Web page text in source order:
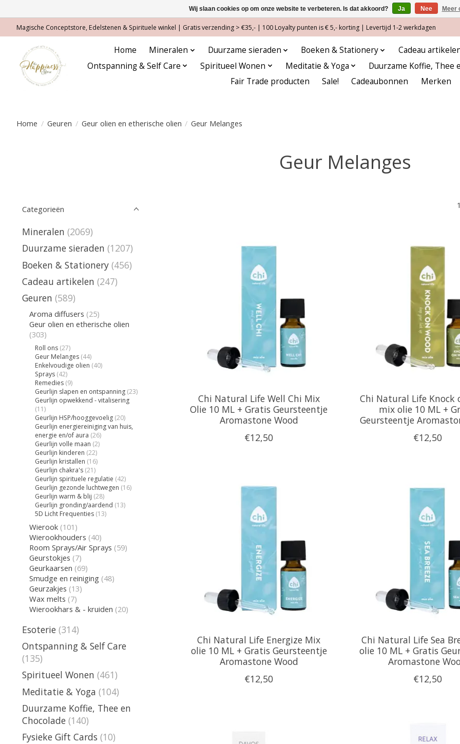
Magische Conceptstore, Edelstenen & Spirituele winkel | Gratis verzending > €35,- | 100 Loyalty punten is € 5,- korting | Levertijd 1-2 werkdagen
Home Mineralen Duurzame sieraden Boeken & Stationery Cadeau
Ontspanning & Self Care
Spiritueel Wonen Meditatie & Yoga Duurzame Koffie, Thee
Fair Trade producten
Sale! Cadeaubonnen Merken
Home / Geuren / Geur olien en etherische olien / Geur Melanges
Geur Melanges
Categorieën
Mineralen (2069)
Duurzame sieraden (1207)
Boeken & Stationery (456)
Cadeau artikelen (247)
Geuren (589)
Aroma diffusers (25)
Geur olien en etherische olien
(303)
Roll ons (27)
Geur Melanges (44)
Enkelvoudige olien (40)
Sprays (42)
Remedies (9)
Geurlijn slapen en ontspanning (23)
Geurlijn opwekkend - vitalisering
(11)
Geurlijn HSP/hooggevoelig (20)
Geurlijn energiereiniging van huis,
energie en/of aura (26)
Geurlijn volle maan (2)
Geurlijn kinderen (22)
Geurlijn kristallen (16)
Geurlijn chakra's (21)
Geurlijn spirituele regulatie (42)
Geurlijn gezonde luchtwegen (16)
Geurlijn warm & blij (28)
Geurlijn gronding/aardend (13)
5D Licht Frequenties (13)
Wierook (101)
Wierookhouders (40)
Room Sprays/Air Sprays (59)
Geurstokjes (7)
Geurkaarsen (69)
Smudge en reiniging (48)
Geurzakjes (13)
Wax melts (7)
Wierookhars & - kruiden (20)
Esoterie (314)
Ontspanning & Self Care
(135)
Spiritueel Wonen (461)
Meditatie & Yoga (104)
Duurzame Koffie, Thee en
Chocolade (140)
Fysieke Gift Cards (10)
Chi Natural Life Well Chi Mix
Olie 10 ML + Gratis Geursteentje
Aromastone Wood
€12,50
Chi Natural Life Knock
mix olie 10 ML +
Geursteentje
€12,50
Chi Natural Life Energize Mix
olie 10 ML + Gratis Geursteentje
Aromastone Wood
€12,50
Chi Natural Life Sea
olie 10 ML + Gratis
Aromastone
€12,50
Wij slaan cookies op om onze website te verbeteren. Is dat akkoord? Ja Nee Meer